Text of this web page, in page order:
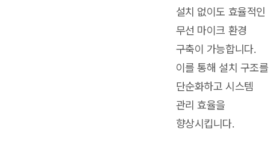
설치 없이도 효율적인
무선 마이크 환경
구축이 가능합니다.
이를 통해 설치 구조를
단순화하고 시스템
관리 효율을
향상시킵니다.